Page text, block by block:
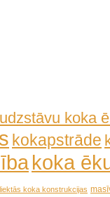
koka
kokapstrāde
koka
liektās koka konstrukcijas